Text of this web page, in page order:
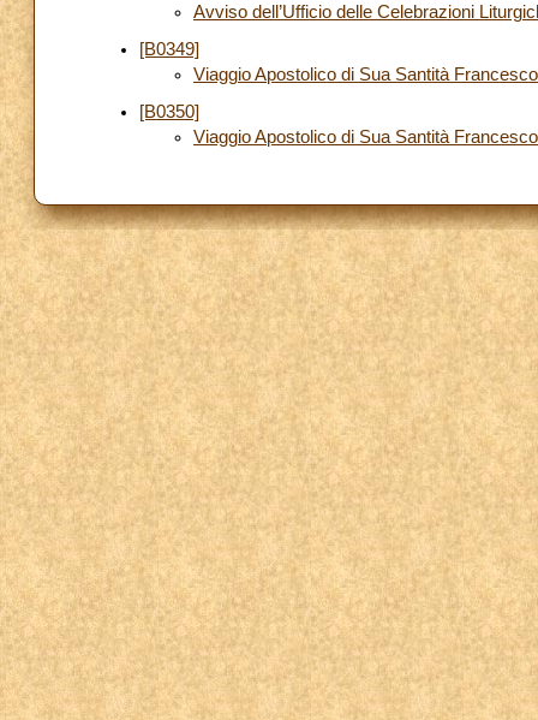
Avviso dell’Ufficio delle Celebrazioni
[B0349]
Viaggio Apostolico di Sua Santità
[B0350]
Viaggio Apostolico di Sua Santità